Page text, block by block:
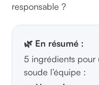
responsable ?
🌿 En résumé :
5 ingrédients pour
soude l’équipe :